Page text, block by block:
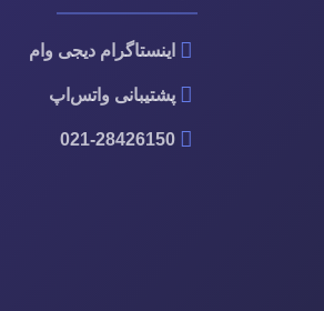
اینستاگرام دیجی وام
پشتیبانی واتس‌اپ
021-28426150